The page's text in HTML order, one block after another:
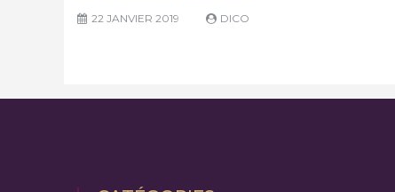
22 JANVIER 2019 DICO